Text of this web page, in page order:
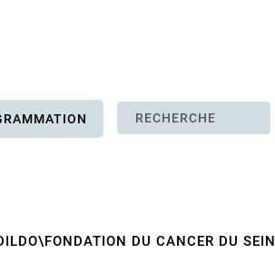
DU CANCER DU SEIN